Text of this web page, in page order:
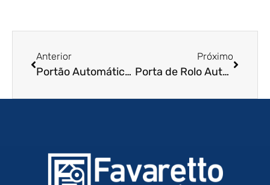
Anterior
Portão Automático de Enrolar na Praia Grande – SP
Próximo
Porta de Rolo Automática em Limeira – SP